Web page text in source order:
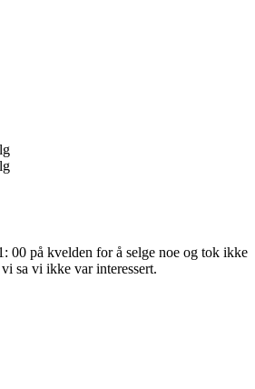
00 på kvelden for å selge noe og tok ikke
sa vi ikke var interessert.